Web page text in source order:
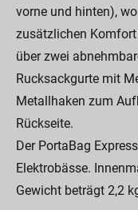
vorne und hinten),
zusätzlichen
über zwei
Rucksackgurte mit
Metallhaken zum
Rückseite.
Der PortaBag
Elektrobässe.
Gewicht beträgt 2,2